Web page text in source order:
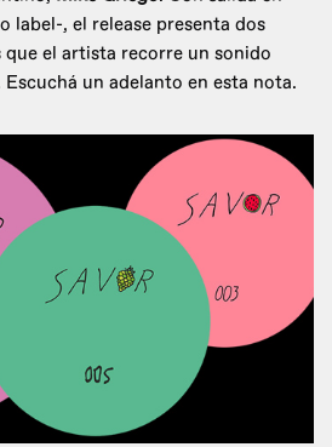
label-, el release presenta dos
el artista recorre un sonido
un adelanto en esta nota.